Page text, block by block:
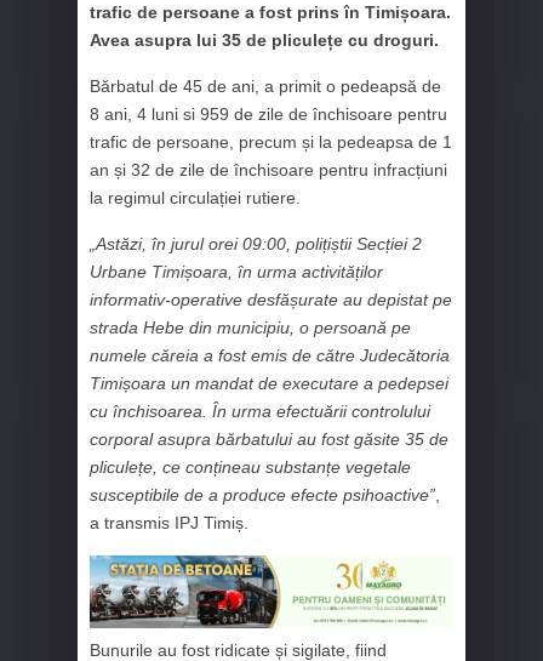
trafic de persoane a fost prins în Timișoara.
Avea asupra lui 35 de pliculețe cu droguri.
Bărbatul de 45 de ani, a primit o pedeapsă de
8 ani, 4 luni si 959 de zile de închisoare pentru
trafic de persoane, precum și la pedeapsa de 1
an și 32 de zile de închisoare pentru infracțiuni
la regimul circulației rutiere.
„Astăzi, în jurul orei 09:00, polițiștii Secției 2
Urbane Timișoara, în urma activităților
informativ-operative desfășurate au depistat pe
strada Hebe din municipiu, o persoană pe
numele căreia a fost emis de către Judecătoria
Timișoara un mandat de executare a pedepsei
cu închisoarea. În urma efectuării controlului
corporal asupra bărbatului au fost găsite 35 de
pliculețe, ce conțineau substanțe vegetale
susceptibile de a produce efecte psihoactive”
a transmis IPJ Timiș.
Bunurile au fost ridicate și sigilate, fiind